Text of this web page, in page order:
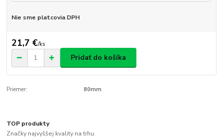
Nie sme platcovia DPH
21,7 €/ks
Pridať do košíka
Priemer: 80mm
TOP produkty
Značky najvyššej kvality na trhu.